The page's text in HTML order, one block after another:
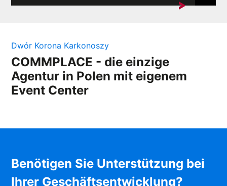
In einem wettbewerbsorientierten Markt ist die
Dwór Korona Karkonoszy
COMMPLACE - die einzige
Agentur in Polen mit eigenem
Event Center
Benötigen Sie Unterstützung bei
Ihrer Geschäftsentwicklung?